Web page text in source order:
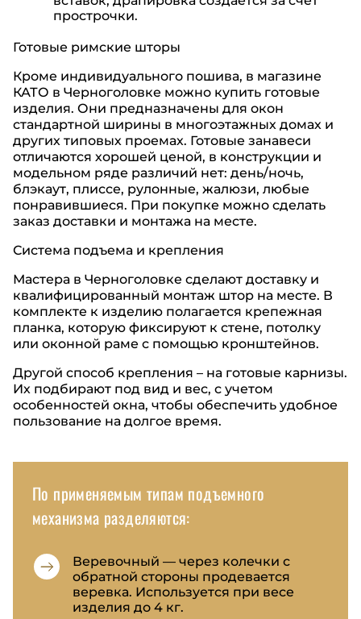
прострочки.
Готовые римские шторы
Кроме индивидуального пошива, в магазине
КАТО в Черноголовке можно купить готовые
изделия. Они предназначены для окон
стандартной ширины в многоэтажных домах и
других типовых проемах. Готовые занавеси
отличаются хорошей ценой, в конструкции и
модельном ряде различий нет: день/ночь,
блэкаут, плиссе, рулонные, жалюзи, любые
понравившиеся. При покупке можно сделать
заказ доставки и монтажа на месте.
Система подъема и крепления
Мастера в Черноголовке сделают доставку и
квалифицированный монтаж штор на месте. В
комплекте к изделию полагается крепежная
планка, которую фиксируют к стене, потолку
или оконной раме с помощью кронштейнов.
Другой способ крепления – на готовые карнизы.
Их подбирают под вид и вес, с учетом
особенностей окна, чтобы обеспечить удобное
пользование на долгое время.
По применяемым типам подъемного
механизма разделяются:
Веревочный — через колечки с
обратной стороны продевается
веревка. Используется при весе
изделия до 4 кг.